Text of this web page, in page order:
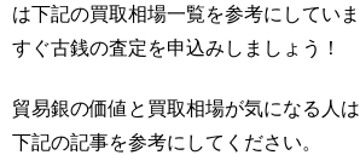
は下記の買取相場一覧を参考にしていま
すぐ古銭の査定を申込みしましょう！
貿易銀の価値と買取相場が気になる人は
下記の記事を参考にしてください。